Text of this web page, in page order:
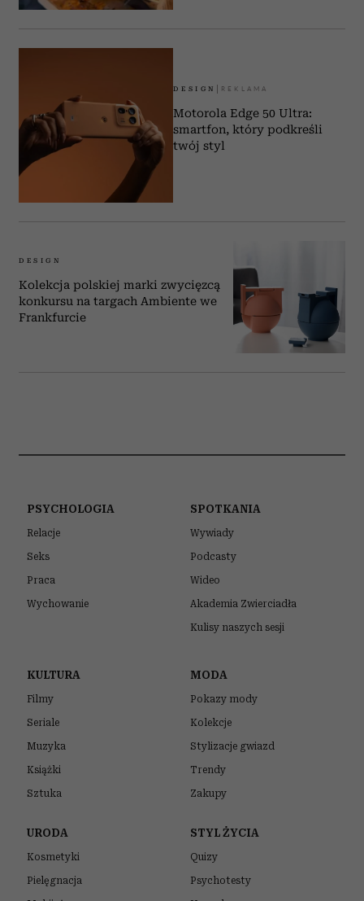
DESIGN
Motorola Edge 50 Ultra:
smartfon, który podkreśli
twój styl
DESIGN
Kolekcja polskiej marki zwycięzcą
konkursu na targach Ambiente we
Frankfurcie
PSYCHOLOGIA
Relacje
Seks
Praca
Wychowanie
SPOTKANIA
Wywiady
Podcasty
Wideo
Akademia Zwierciadła
Kulisy naszych sesji
KULTURA
Filmy
Seriale
Muzyka
Książki
Sztuka
MODA
Pokazy mody
Kolekcje
Stylizacje gwiazd
Trendy
Zakupy
URODA
Kosmetyki
Pielęgnacja
STYL ŻYCIA
Quizy
Psychotesty